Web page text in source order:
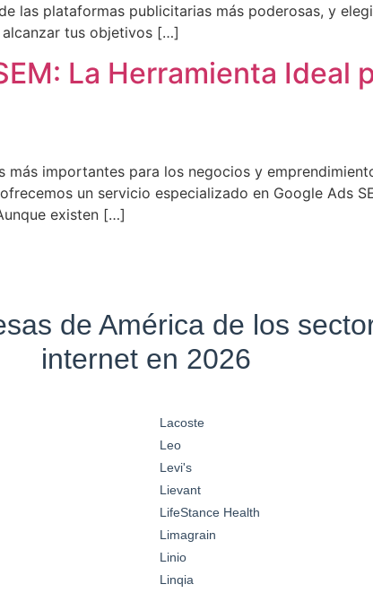
las plataformas publicitarias más poderosas, y
alcanzar tus objetivos […]
La Herramienta Ideal
importantes para los negocios y
un servicio especializado en Google Ads
existen […]
de América de los
internet en 2026
Lacoste
Leo
Levi's
Lievant
LifeStance Health
Limagrain
Linio
Linqia